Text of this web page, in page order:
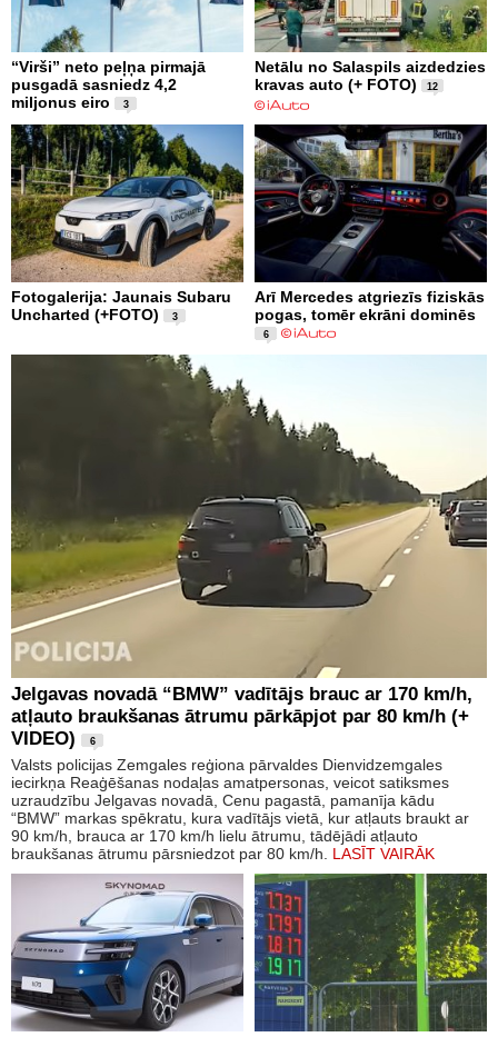
“Virši” neto peļņa pirmajā
pusgadā sasniedz 4,2
miljonus eiro
3
Netālu no Salaspils aizdedzies
kravas auto (+ FOTO)
12
Fotogalerija: Jaunais Subaru
Uncharted (+FOTO)
3
Arī Mercedes atgriezīs fiziskās
pogas, tomēr ekrāni dominēs
6
Jelgavas novadā “BMW” vadītājs brauc ar 170 km/h,
atļauto braukšanas ātrumu pārkāpjot par 80 km/h (+
VIDEO)
6
Valsts policijas Zemgales reģiona pārvaldes Dienvidzemgales
iecirkņa Reaģēšanas nodaļas amatpersonas, veicot satiksmes
uzraudzību Jelgavas novadā, Cenu pagastā, pamanīja kādu
“BMW” markas spēkratu, kura vadītājs vietā, kur atļauts braukt ar
90 km/h, brauca ar 170 km/h lielu ātrumu, tādējādi atļauto
braukšanas ātrumu pārsniedzot par 80 km/h. LASĪT VAIRĀK